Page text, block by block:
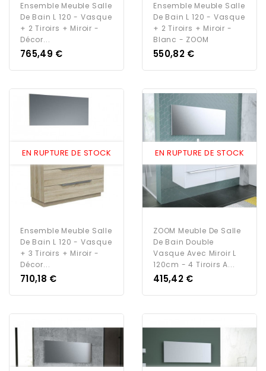
Ensemble Meuble Salle
De Bain L 120 - Vasque
+ 2 Tiroirs + Miroir -
Décor...
Prix
765,49 €
Ensemble Meuble Salle
De Bain L 120 - Vasque
+ 2 Tiroirs + Miroir -
Blanc - ZOOM
Prix
550,82 €
EN RUPTURE DE STOCK
Ensemble Meuble Salle
De Bain L 120 - Vasque
+ 3 Tiroirs + Miroir -
Décor...
Prix
710,18 €
EN RUPTURE DE STOCK
ZOOM Meuble De Salle
De Bain Double
Vasque Avec Miroir L
120cm - 4 Tiroirs A...
Prix
415,42 €